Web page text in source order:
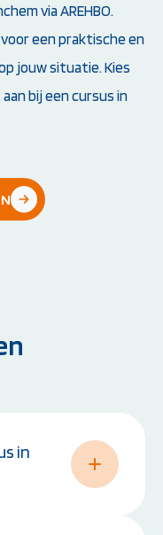
via AREHBO.
een praktische en
jouw situatie. Kies
bij een cursus in
in